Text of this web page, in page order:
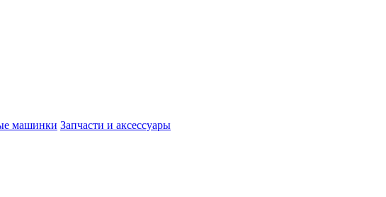
машинки Запчасти и аксессуары